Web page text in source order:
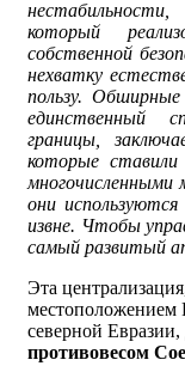
который
собственной
нехватку
пользу.
единственный
границы,
которые
они
извне. Чтобы
самый развитый
Эта
местоположением
северной Евразии,
противовесом